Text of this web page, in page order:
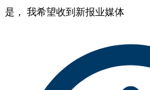
是， 我希望收到新报业媒体